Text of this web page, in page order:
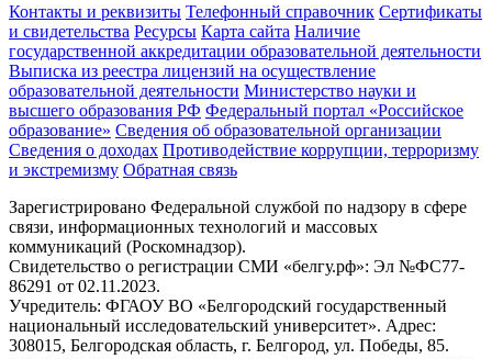
Контакты и реквизиты Телефонный справочник Сертификаты
и свидетельства Ресурсы Карта сайта Наличие
государственной аккредитации образовательной деятельности
Выписка из реестра лицензий на осуществление
образовательной деятельности Министерствo науки и
высшего образования РФ Федеральный портал «Российское
образование» Сведения об образовательной организации
Сведения о доходах Противодействие коррупции, терроризму
и экстремизму Обратная связь
Зарегистрировано Федеральной службой по надзору в сфере
связи, информационных технологий и массовых
коммуникаций (Роскомнадзор).
Свидетельство о регистрации СМИ «белгу.рф»: Эл №ФС77-
86291 от 02.11.2023.
Учредитель: ФГАОУ ВО «Белгородский государственный
национальный исследовательский университет». Адрес:
308015, Белгородская область, г. Белгород, ул. Победы, 85.